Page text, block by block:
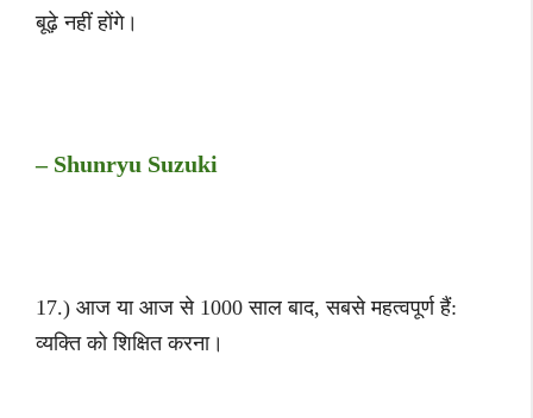
बूढ़े नहीं होंगे।
– Shunryu Suzuki
17.) आज या आज से 1000 साल बाद, सबसे महत्वपूर्ण हैं:
व्यक्ति को शिक्षित करना।